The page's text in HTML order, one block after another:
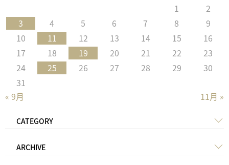
« 9月 11月 »
1
2
3
4 5 6 7 8
9
10
11 12 13 14 15
16
17
18 19 20 21 22
23
24
25 26 27 28 29
30
31
CATEGORY
ARCHIVE